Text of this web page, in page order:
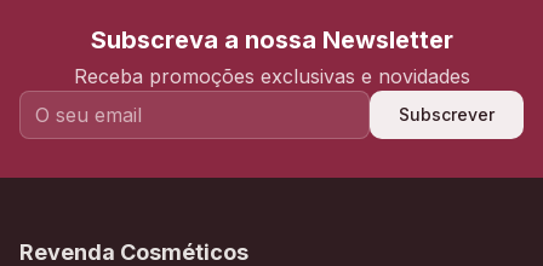
Subscreva a nossa Newsletter
Receba promoções exclusivas e novidades
Subscrever
Revenda Cosméticos